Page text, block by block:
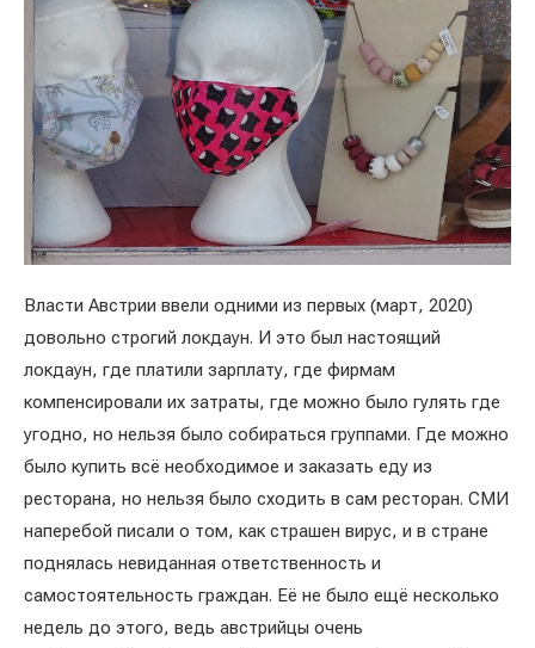
Власти Австрии ввели одними из первых (март, 2020)
довольно строгий локдаун. И это был настоящий
локдаун, где платили зарплату, где фирмам
компенсировали их затраты, где можно было гулять где
угодно, но нельзя было собираться группами. Где можно
было купить всё необходимое и заказать еду из
ресторана, но нельзя было сходить в сам ресторан. СМИ
наперебой писали о том, как страшен вирус, и в стране
поднялась невиданная ответственность и
самостоятельность граждан. Её не было ещё несколько
недель до этого, ведь австрийцы очень